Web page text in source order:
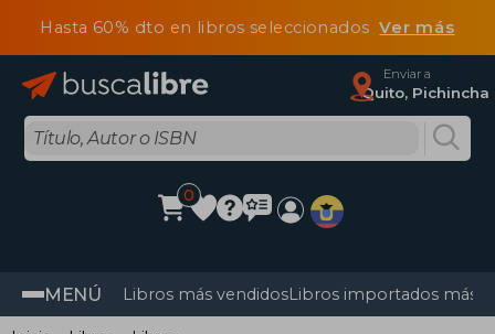
Hasta 60% dto en libros seleccionadosVer más
Enviar a
Quito, Pichincha
0
MENÚ Libros más vendidosLibros importados más